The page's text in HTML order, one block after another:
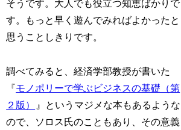
そうです。大人でも役立つ知恵ばかりで
す。もっと早く遊んでみればよかったと
思うことしきりです。
調べてみると、経済学部教授が書いた
『モノポリーで学ぶビジネスの基礎（第
２版）
』というマジメな本もあるような
ので、ソロス氏のこともあり、その意義